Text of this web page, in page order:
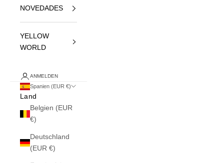
NOVEDADES
YELLOW
WORLD
ANMELDEN
Spanien (EUR €)
Land
Belgien (EUR
€)
Deutschland
(EUR €)